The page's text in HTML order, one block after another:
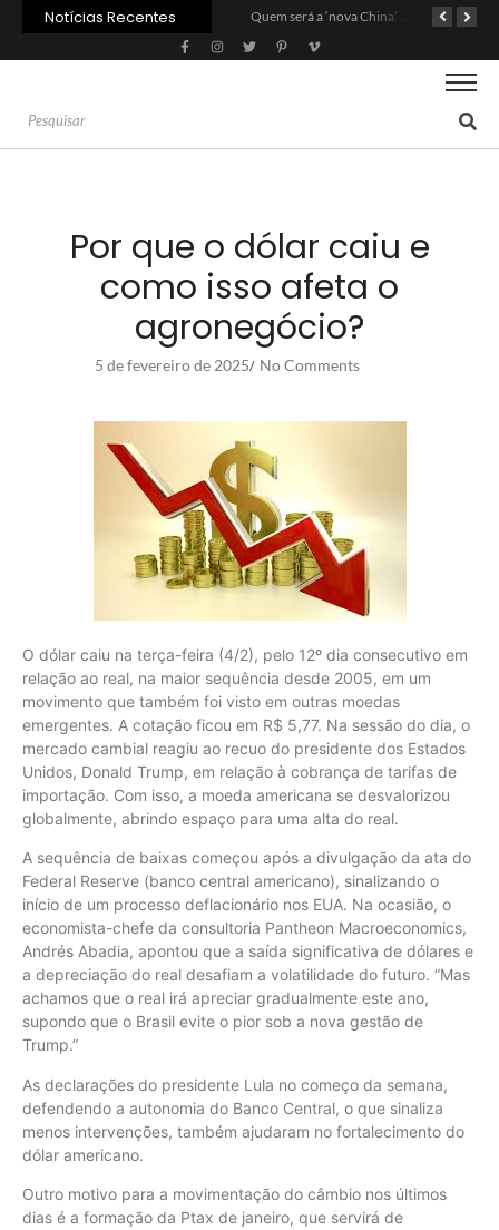
Notícias Recentes Quem será a ‘nova China’ do agro quando o apetite de Pequim acabar?
Por que o dólar caiu e
como isso afeta o
agronegócio?
5 de fevereiro de 2025/ No Comments
O dólar caiu na terça-feira (4/2), pelo 12º dia consecutivo em
relação ao real, na maior sequência desde 2005, em um
movimento que também foi visto em outras moedas
emergentes. A cotação ficou em R$ 5,77. Na sessão do dia, o
mercado cambial reagiu ao recuo do presidente dos Estados
Unidos, Donald Trump, em relação à cobrança de tarifas de
importação. Com isso, a moeda americana se desvalorizou
globalmente, abrindo espaço para uma alta do real.
A sequência de baixas começou após a divulgação da ata do
Federal Reserve (banco central americano), sinalizando o
início de um processo deflacionário nos EUA. Na ocasião, o
economista-chefe da consultoria Pantheon Macroeconomics,
Andrés Abadia, apontou que a saída significativa de dólares e
a depreciação do real desafiam a volatilidade do futuro. “Mas
achamos que o real irá apreciar gradualmente este ano,
supondo que o Brasil evite o pior sob a nova gestão de
Trump.”
As declarações do presidente Lula no começo da semana,
defendendo a autonomia do Banco Central, o que sinaliza
menos intervenções, também ajudaram no fortalecimento do
dólar americano.
Outro motivo para a movimentação do câmbio nos últimos
dias é a formação da Ptax de janeiro, que servirá de